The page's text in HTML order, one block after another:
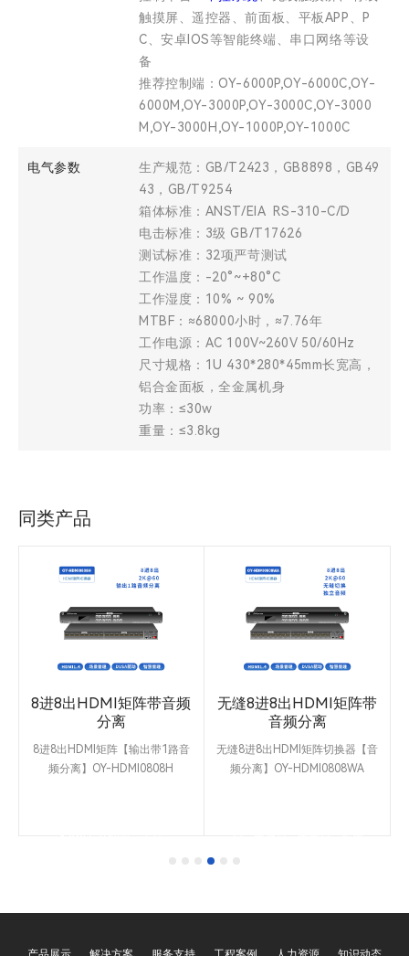
触摸屏、遥控器、前面板、平板APP、P
C、安卓IOS等智能终端、串口网络等设
备
推荐控制端：OY-6000P,OY-6000C,OY-
6000M,OY-3000P,OY-3000C,OY-3000
M,OY-3000H,OY-1000P,OY-1000C
电气参数
生产规范：GB/T2423，GB8898，GB49
43，GB/T9254
箱体标准：ANST/EIA RS-310-C/D
电击标准：3级 GB/T17626
测试标准：32项严苛测试
工作温度：-20°~+80°C
工作湿度：10% ~ 90%
MTBF：≈68000小时，≈7.76年
工作电源：AC 100V~260V 50/60Hz
尺寸规格：1U 430*280*45mm长宽高，
铝合金面板，全金属机身
功率：≤30w
重量：≤3.8kg
同类产品
8进8出HDMI矩阵带音频
分离
8进8出HDMI矩阵【输出带1路音
频分离】OY-HDMI0808H
无缝8进8出HDMI矩阵带
音频分离
无缝8进8出HDMI矩阵切换器【音
频分离】OY-HDMI0808WA
声3.5mm接口，支持音频加嵌和分
示屏和支持串口/网络/APP控制。